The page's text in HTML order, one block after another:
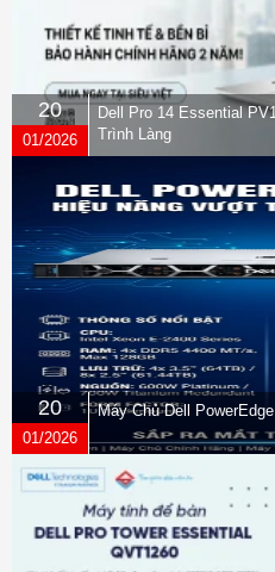
Hệ điều
Home
Máy chạy trên hệ
Home, phù hợp với
tác vụ văn phòng
ưu cho người sử dụng.
20
01/2026
Dell Pro 14 Essential
Trình Làng
20
01/2026
Máy Chủ Dell